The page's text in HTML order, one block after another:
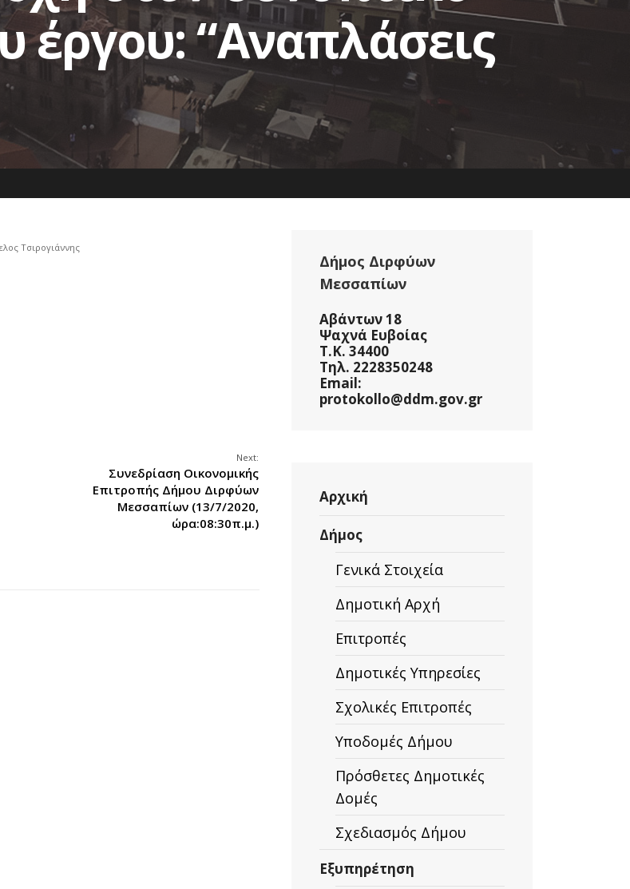
έργου: “Αναπλάσεις
Τσιρογιάννης
Next:
Συνεδρίαση Οικονομικής
Επιτροπής Δήμου Διρφύων
Μεσσαπίων (13/7/2020,
ώρα:08:30π.μ.)
Δήμος Διρφύων
Μεσσαπίων
Αβάντων 18
Ψαχνά Ευβοίας
Τ.Κ. 34400
Τηλ. 2228350248
Email:
protokollo@ddm.gov.gr
Αρχική
Δήμος
Γενικά Στοιχεία
Δημοτική Αρχή
Επιτροπές
Δημοτικές Υπηρεσίες
Σχολικές Επιτροπές
Υποδομές Δήμου
Πρόσθετες Δημοτικές
Δομές
Σχεδιασμός Δήμου
Εξυπηρέτηση